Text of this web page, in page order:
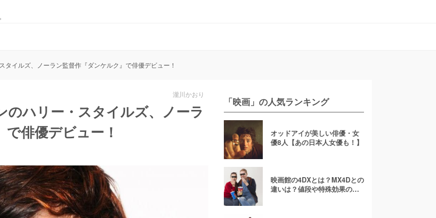
タイルズ、ノーラン監督作『ダンケルク』で俳優デビュー！
瀧川かおり
ハリー・スタイルズ、ノーラ
俳優デビュー！
「映画」の人気ランキング
オッドアイが美しい俳優・女
優8人【あの日本人女優も！】
映画館の4DXとは？MX4Dとの
違いは？値段や特殊効果の注